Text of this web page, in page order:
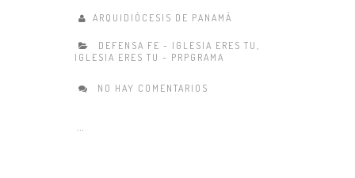
ARQUIDIÓCESIS DE PANAMÁ
DEFENSA FE - IGLESIA ERES TU ,
IGLESIA ERES TU - PRPGRAMA
NO HAY COMENTARIOS
...